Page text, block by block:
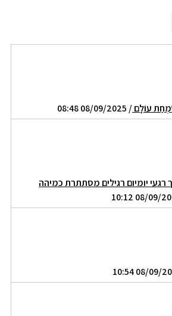
עוֹלָם/ 08/09/2025 08:48
רגעי יומיום רגילים מסתתרת כמיהה